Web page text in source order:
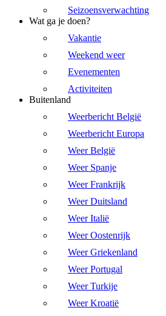
Seizoensverwachting
Wat ga je doen?
Vakantie
Weekend weer
Evenementen
Activiteiten
Buitenland
Weerbericht België
Weerbericht Europa
Weer België
Weer Spanje
Weer Frankrijk
Weer Duitsland
Weer Italië
Weer Oostenrijk
Weer Griekenland
Weer Portugal
Weer Turkije
Weer Kroatië